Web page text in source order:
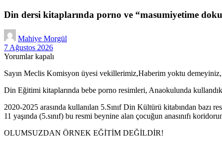
Din dersi kitaplarında porno ve “masumiyetime
Mahiye Morgül
7 Ağustos 2026
Yorumlar kapalı
Sayın Meclis Komisyon üyesi vekillerimiz,Haberim yoktu
Din Eğitimi kitaplarında bebe porno resimleri, Anaokulunda
2020-2025 arasında kullanılan 5.Sınıf Din Kültürü kitabından bazı
11 yaşında (5.sınıf) bu resmi beynine alan çocuğun anasınıfı
OLUMSUZDAN ÖRNEK EĞİTİM DEĞİLDİR!